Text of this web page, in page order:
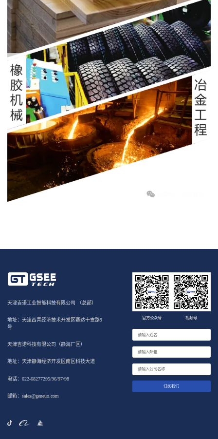
天津吉诺工业智能科技有限公司 （总部）
地址：天津西青经济技术开发区赛达十支路9
号
天津吉诺科技有限公司（静海厂区）
地址：天津静海经济开发区南区科技大道
电话：022-68277295/96/97/98
邮箱：sales@geneuo.com
官方公众号 视频号
订阅我们